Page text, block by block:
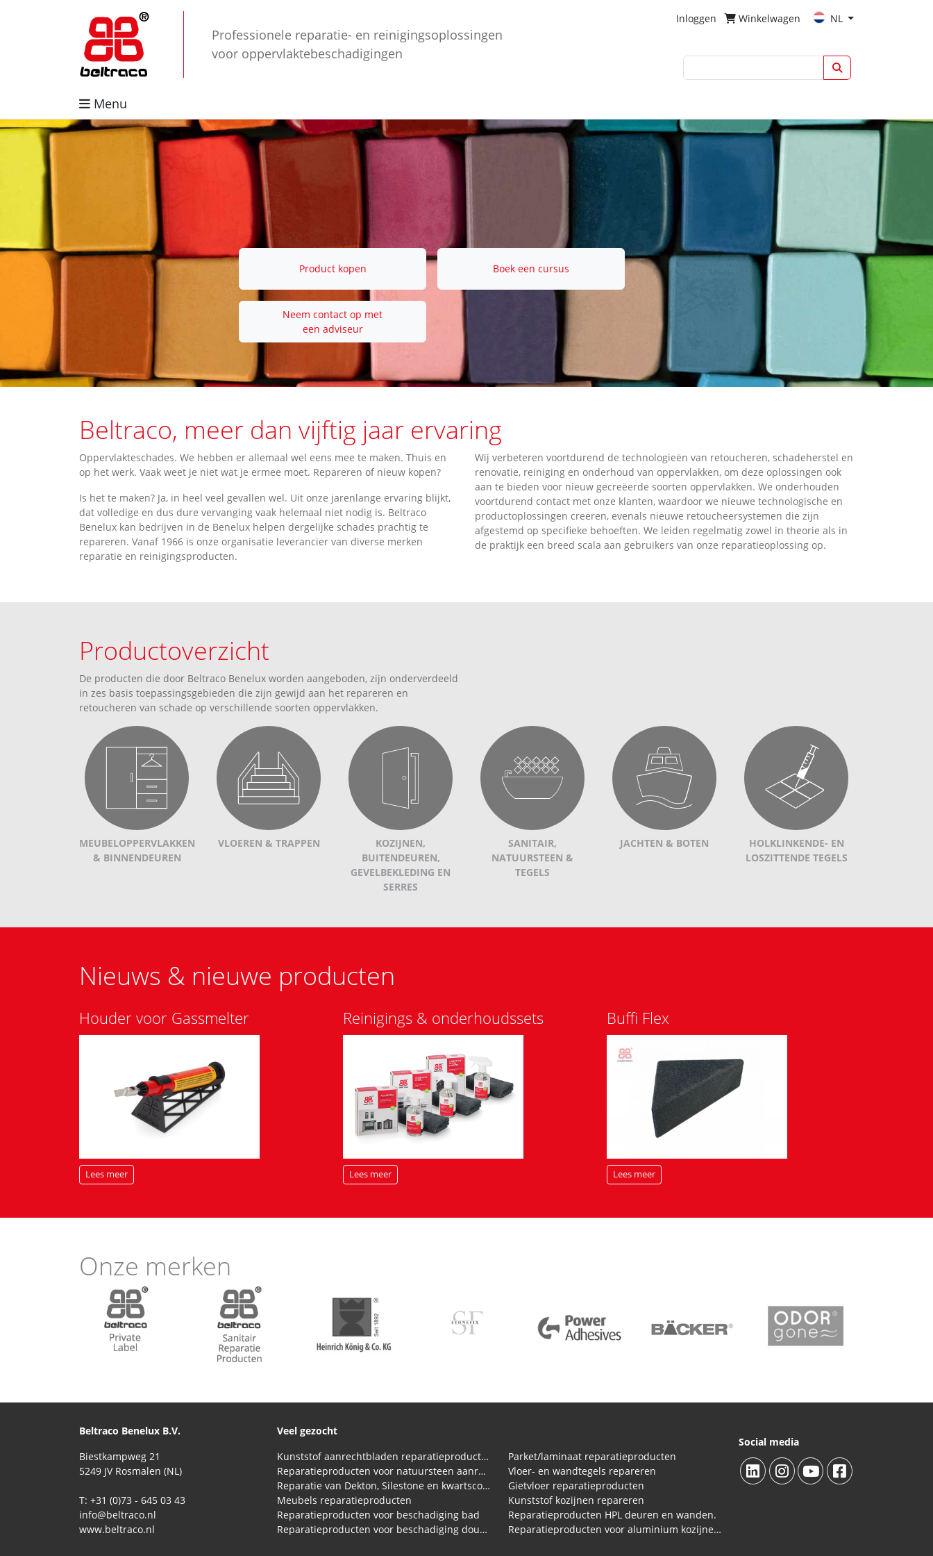
Professionele reparatie- en reinigingsoplossingen
voor oppervlaktebeschadigingen
Inloggen Winkelwagen NL
Menu
Product kopen Boek een cursus
Neem contact op met
een adviseur
Beltraco, meer dan vijftig jaar ervaring
Oppervlakteschades. We hebben er allemaal wel eens mee te maken. Thuis en
op het werk. Vaak weet je niet wat je ermee moet. Repareren of nieuw kopen?
Is het te maken? Ja, in heel veel gevallen wel. Uit onze jarenlange ervaring blijkt,
dat volledige en dus dure vervanging vaak helemaal niet nodig is. Beltraco
Benelux kan bedrijven in de Benelux helpen dergelijke schades prachtig te
repareren. Vanaf 1966 is onze organisatie leverancier van diverse merken
reparatie en reinigingsproducten.
Wij verbeteren voortdurend de technologieën van retoucheren, schadeherstel en
renovatie, reiniging en onderhoud van oppervlakken, om deze oplossingen ook
aan te bieden voor nieuw gecreëerde soorten oppervlakken. We onderhouden
voortdurend contact met onze klanten, waardoor we nieuwe technologische en
productoplossingen creëren, evenals nieuwe retoucheersystemen die zijn
afgestemd op specifieke behoeften. We leiden regelmatig zowel in theorie als in
de praktijk een breed scala aan gebruikers van onze reparatieoplossing op.
Productoverzicht
De producten die door Beltraco Benelux worden aangeboden, zijn onderverdeeld
in zes basis toepassingsgebieden die zijn gewijd aan het repareren en
retoucheren van schade op verschillende soorten oppervlakken.
MEUBELOPPERVLAKKEN
& BINNENDEUREN
VLOEREN & TRAPPEN
KOZIJNEN,
BUITENDEUREN,
GEVELBEKLEDING EN
SERRES
SANITAIR,
NATUURSTEEN &
TEGELS
JACHTEN & BOTEN
HOLKLINKENDE- EN
LOSZITTENDE TEGELS
Nieuws & nieuwe producten
Houder voor Gassmelter
Lees meer
Reinigings & onderhoudssets
Lees meer
Buffi Flex
Lees meer
Onze merken
Beltraco Benelux B.V.
Biestkampweg 21
5249 JV Rosmalen (NL)
T: +31 (0)73 - 645 03 43
info@beltraco.nl
www.beltraco.nl
Veel gezocht
Kunststof aanrechtbladen reparatieproducten (HPL en Volkern)
Reparatieproducten voor natuursteen aanrechtblad
Reparatie van Dekton, Silestone en kwartscomposiet aanrechtbladen
Meubels reparatieproducten
Reparatieproducten voor beschadiging bad
Reparatieproducten voor beschadiging douchebak
Parket/laminaat reparatieproducten
Vloer- en wandtegels repareren
Gietvloer reparatieproducten
Kunststof kozijnen repareren
Reparatieproducten HPL deuren en wanden.
Reparatieproducten voor aluminium kozijnen, profielen
Social media